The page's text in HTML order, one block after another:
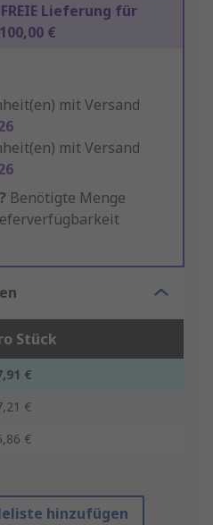
Lieferung für
€
mit Versand
mit Versand
Benötigte Menge
Stück
€
€
€
hinzufügen